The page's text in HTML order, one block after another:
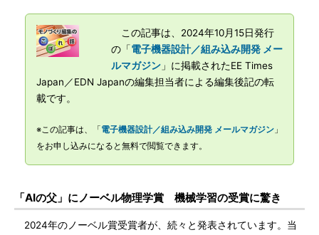
この記事は、2024年10月15日発行
の「電子機器設計／組み込み開発 メー
ルマガジン 」に掲載されたEE Times
Japan／EDN Japanの編集担当者による編集後記の転
載です。
※この記事は、「 電子機器設計／組み込み開発 メールマガジン 」
をお申し込みになると無料で閲覧できます。
「AIの父」にノーベル物理学賞 機械学習の受賞に驚き
2024年のノーベル賞受賞者が、続々と発表されています。当